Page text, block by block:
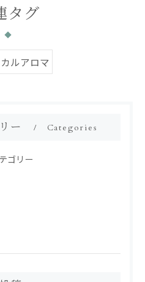
タグ
ルアロマ
ー Categories
ゴリー